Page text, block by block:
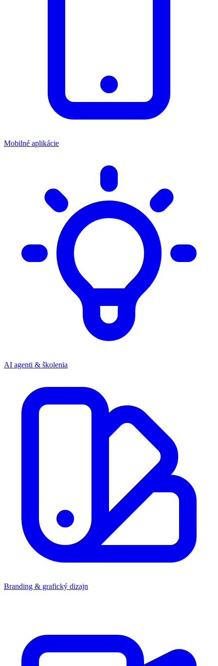
Mobilné aplikácie
AI agenti & školenia
Branding & grafický dizajn